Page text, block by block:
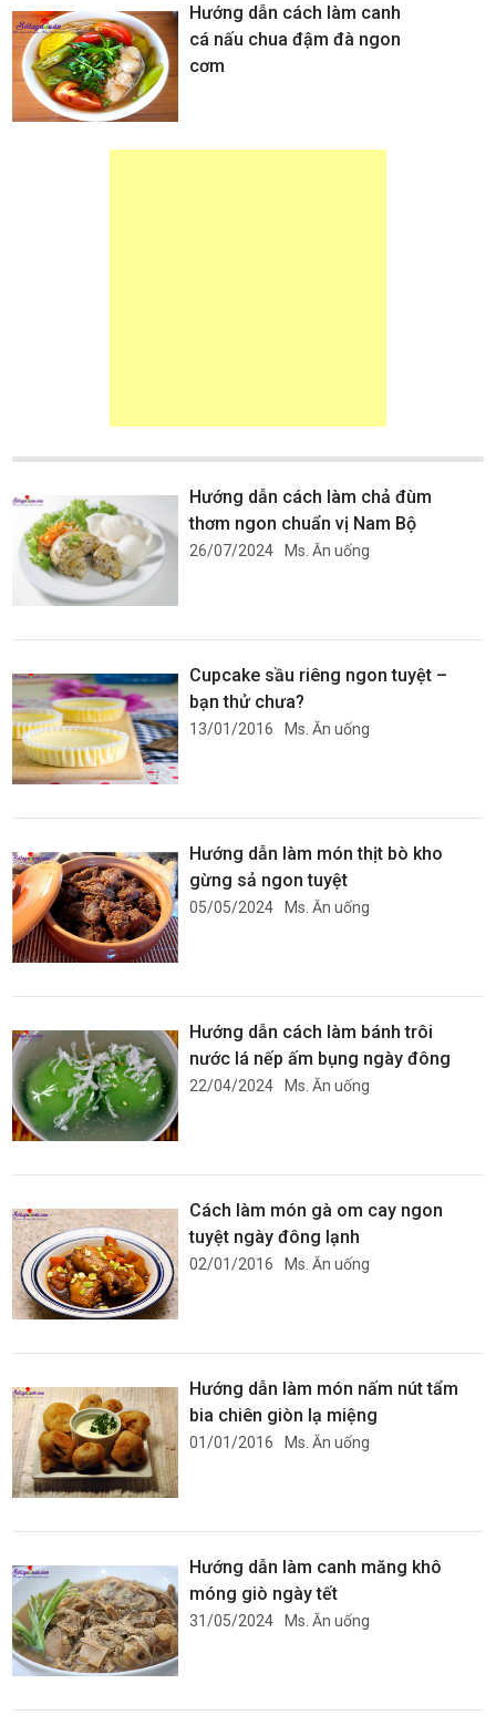
Hướng dẫn cách làm canh
cá nấu chua đậm đà ngon
cơm
Hướng dẫn cách làm chả đùm
thơm ngon chuẩn vị Nam Bộ
26/07/2024 Ms. Ăn uống
Cupcake sầu riêng ngon tuyệt –
bạn thử chưa?
13/01/2016 Ms. Ăn uống
Hướng dẫn làm món thịt bò kho
gừng sả ngon tuyệt
05/05/2024 Ms. Ăn uống
Hướng dẫn cách làm bánh trôi
nước lá nếp ấm bụng ngày đông
22/04/2024 Ms. Ăn uống
Cách làm món gà om cay ngon
tuyệt ngày đông lạnh
02/01/2016 Ms. Ăn uống
Hướng dẫn làm món nấm nút tẩm
bia chiên giòn lạ miệng
01/01/2016 Ms. Ăn uống
Hướng dẫn làm canh măng khô
móng giò ngày tết
31/05/2024 Ms. Ăn uống